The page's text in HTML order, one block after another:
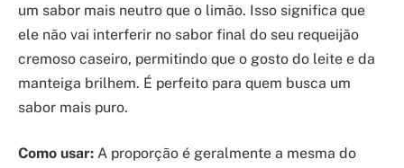
um sabor mais neutro que o limão. Isso significa que
ele não vai interferir no sabor final do seu requeijão
cremoso caseiro, permitindo que o gosto do leite e da
manteiga brilhem. É perfeito para quem busca um
sabor mais puro.
Como usar: A proporção é geralmente a mesma do